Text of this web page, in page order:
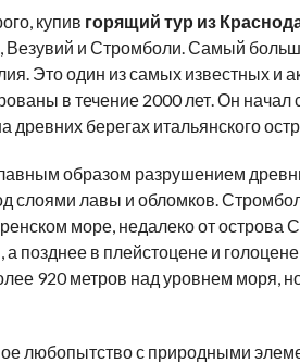
купив горящий тур из
и Стромболи. Самый
Это один из самых известных и
в течение 2000 лет. Он начал
древних берегах итальянского
образом разрушением
слоями лавы и обломков.
море, недалеко от острова
позднее в плейстоцене и
920 метров над уровнем моря,
любопытство с природными